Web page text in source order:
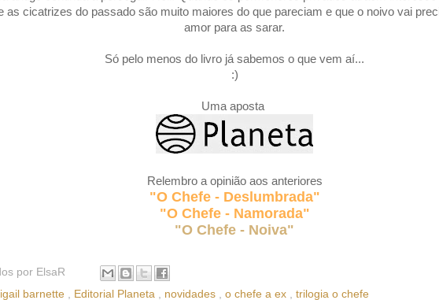
as cicatrizes do passado são muito maiores do que pareciam e que o noivo vai
amor para as sarar.
Só pelo menos do livro já sabemos o que vem aí...
:)
Uma aposta
Relembro a opinião aos anteriores
"O Chefe - Deslumbrada"
"O Chefe - Namorada"
"O Chefe - Noiva"
por ElsaR
barnette Editorial Planeta novidades o chefe a ex trilogia o chefe